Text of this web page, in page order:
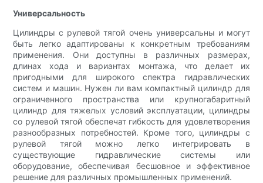
Универсальность
Цилиндры с рулевой тягой очень универсальны и могут
быть легко адаптированы к конкретным требованиям
применения. Они доступны в различных размерах,
длинах хода и вариантах монтажа, что делает их
пригодными для широкого спектра гидравлических
систем и машин. Нужен ли вам компактный цилиндр для
ограниченного пространства или крупногабаритный
цилиндр для тяжелых условий эксплуатации, цилиндры
со рулевой тягой обеспечат гибкость для удовлетворения
разнообразных потребностей. Кроме того, цилиндры с
рулевой тягой можно легко интегрировать в
существующие гидравлические системы или
оборудование, обеспечивая бесшовное и эффективное
решение для различных промышленных применений.